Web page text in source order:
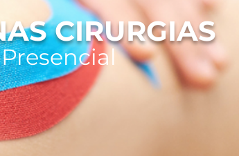
CIRURGIAS
Presencial